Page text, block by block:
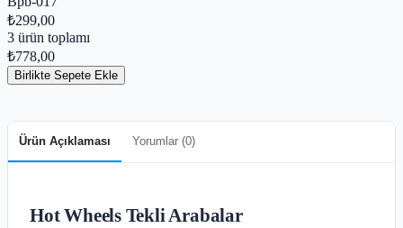
₺299,00
3 ürün toplamı
₺778,00
Birlikte Sepete Ekle
Ürün Açıklaması Yorumlar (0)
Hot Wheels Tekli Arabalar